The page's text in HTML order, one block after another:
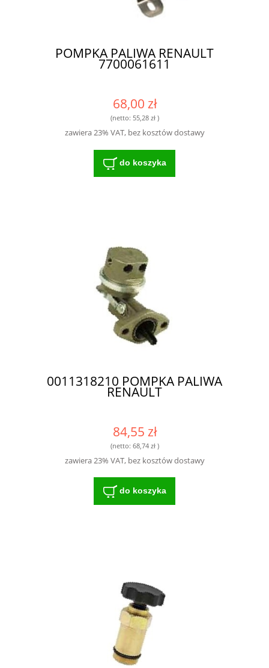
POMPKA PALIWA RENAULT
7700061611
68,00 zł
(netto: 55,28 zł)
zawiera 23% VAT, bez kosztów dostawy
do koszyka
0011318210 POMPKA PALIWA
RENAULT
84,55 zł
(netto: 68,74 zł)
zawiera 23% VAT, bez kosztów dostawy
do koszyka